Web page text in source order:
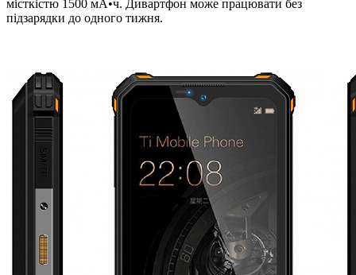
місткістю 1500 мА•ч. Дивартфон може працювати без
підзарядки до одного тижня.